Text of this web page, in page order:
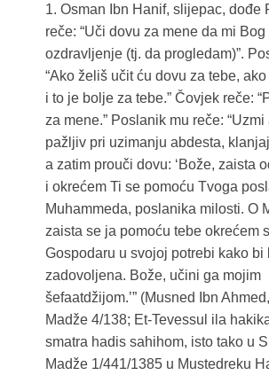
1. Osman Ibn Hanif, slijepac, dođe
reče: “Uči dovu za mene da mi Bog
ozdravljenje (tj. da progledam)”.
“Ako želiš učit ću dovu za tebe,
i to je bolje za tebe.” Čovjek reče:
za mene.” Poslanik mu reče:
pažljiv pri uzimanju abdesta,
a zatim prouči dovu: ‘Bože, zaista
i okrećem Ti se pomoću Tvoga
Muhammeda, poslanika milosti. O
zaista se ja pomoću tebe okrećem
Gospodaru u svojoj potrebi kako bi
zadovoljena. Bože, učini ga mojim
šefaatdžijom.’” (Musned Ibn
Madže 4/138; Et-Tevessul ila
smatra hadis sahihom, isto tako u
Madže 1/441/1385 u Mustedreku